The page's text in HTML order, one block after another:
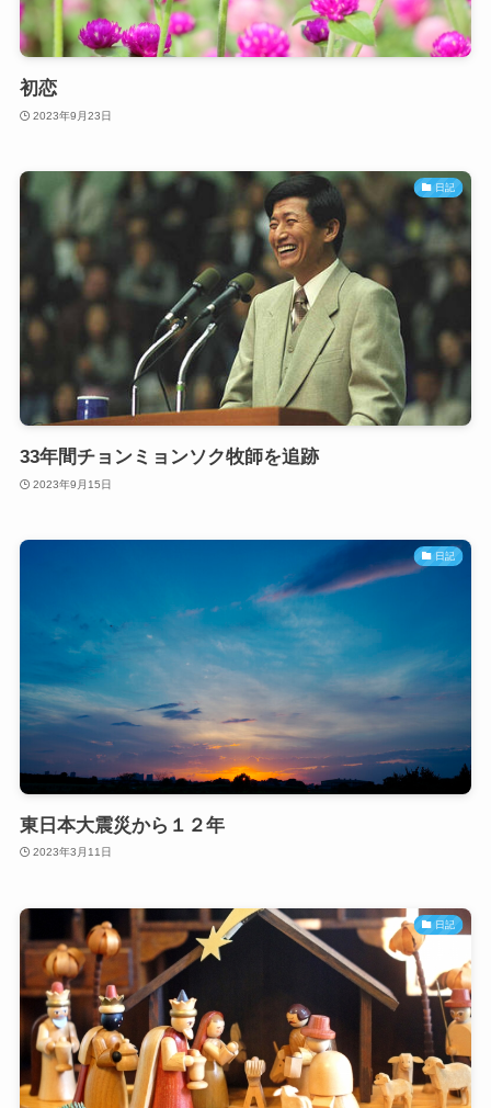
初恋
2023年9月23日
日記
33年間チョンミョンソク牧師を追跡
2023年9月15日
日記
東日本大震災から１２年
2023年3月11日
日記